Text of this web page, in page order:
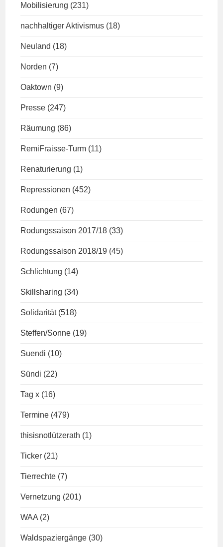
Mobilisierung (231)
nachhaltiger Aktivismus (18)
Neuland (18)
Norden (7)
Oaktown (9)
Presse (247)
Räumung (86)
RemiFraisse-Turm (11)
Renaturierung (1)
Repressionen (452)
Rodungen (67)
Rodungssaison 2017/18 (33)
Rodungssaison 2018/19 (45)
Schlichtung (14)
Skillsharing (34)
Solidarität (518)
Steffen/Sonne (19)
Suendi (10)
Sündi (22)
Tag x (16)
Termine (479)
thisisnotlützerath (1)
Ticker (21)
Tierrechte (7)
Vernetzung (201)
WAA (2)
Waldspaziergänge (30)